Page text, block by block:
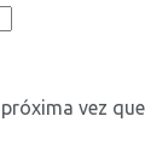
vez